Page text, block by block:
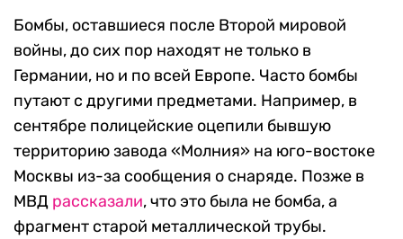
Бомбы, оставшиеся после Второй мировой
войны, до сих пор находят не только в
Германии, но и по всей Европе. Часто бомбы
путают с другими предметами. Например, в
сентябре полицейские оцепили бывшую
территорию завода «Молния» на юго-востоке
Москвы из-за сообщения о снаряде. Позже в
МВД рассказали, что это была не бомба, а
фрагмент старой металлической трубы.